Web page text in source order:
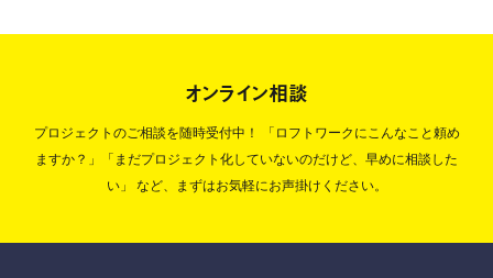
オンライン相談
プロジェクトのご相談を随時受付中！
「ロフトワークにこんなこと頼め
ますか？」「まだプロジェクト化していないのだけど、早めに相談した
い」
など、まずはお気軽にお声掛けください。